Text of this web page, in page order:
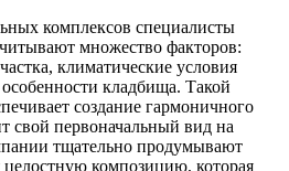
комплексов специалисты
множество факторов:
климатические условия
кладбища. Такой
создание гармоничного
свой первоначальный вид на
тщательно продумывают
целостную композицию, которая